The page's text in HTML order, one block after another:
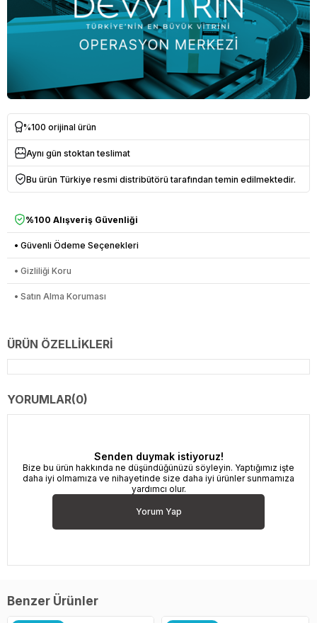
%100 orijinal ürün
Aynı gün stoktan teslimat
Bu ürün Türkiye resmi distribütörü tarafından temin edilmektedir.
%100 Alışveriş Güvenliği
• Güvenli Ödeme Seçenekleri
• Gizliliği Koru
• Satın Alma Koruması
ÜRÜN ÖZELLIKLERI
YORUMLAR(0)
Senden duymak istiyoruz!
Bize bu ürün hakkında ne düşündüğünüzü söyleyin. Yaptığımız işte
daha iyi olmamıza ve nihayetinde size daha iyi ürünler sunmamıza
yardımcı olur.
Yorum Yap
Benzer Ürünler